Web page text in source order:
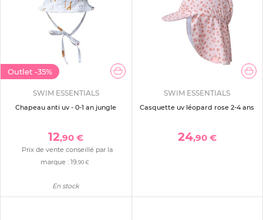
Outlet -35%
SWIM ESSENTIALS
Chapeau anti uv - 0-1 an jungle
12,90 €
Prix de vente conseillé par la
marque : 19,90 €
En stock
SWIM ESSENTIALS
Casquette uv léopard rose 2-4 ans
24,90 €